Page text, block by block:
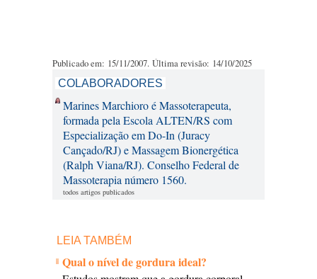
Publicado em: 15/11/2007. Última revisão: 14/10/2025
COLABORADORES
Marines Marchioro é Massoterapeuta,
formada pela Escola ALTEN/RS com
Especialização em Do-In (Juracy
Cançado/RJ) e Massagem Bionergética
(Ralph Viana/RJ). Conselho Federal de
Massoterapia número 1560.
todos artigos publicados
LEIA TAMBÉM
Qual o nível de gordura ideal?